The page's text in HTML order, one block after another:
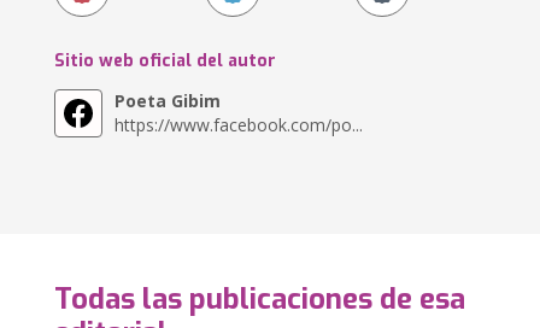
Sitio web oficial del autor
Poeta Gibim
https://www.facebook.com/po...
Todas las publicaciones de esa